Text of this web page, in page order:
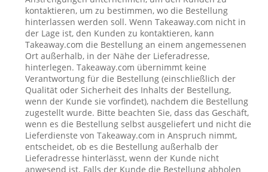
kontaktieren, um zu bestimmen, wo die Bestellung
hinterlassen werden soll. Wenn Takeaway.com nicht in
der Lage ist, den Kunden zu kontaktieren, kann
Takeaway.com die Bestellung an einem angemessenen
Ort außerhalb, in der Nähe der Lieferadresse,
hinterlegen. Takeaway.com übernimmt keine
Verantwortung für die Bestellung (einschließlich der
Qualität oder Sicherheit des Inhalts der Bestellung,
wenn der Kunde sie vorfindet), nachdem die Bestellung
zugestellt wurde. Bitte beachten Sie, dass das Geschäft,
wenn es die Bestellung selbst ausgeliefert und nicht die
Lieferdienste von Takeaway.com in Anspruch nimmt,
entscheidet, ob es die Bestellung außerhalb der
Lieferadresse hinterlässt, wenn der Kunde nicht
anwesend ist. Falls der Kunde die Bestellung abholen